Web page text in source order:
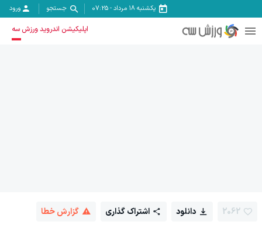
یکشنبه ۱۸ مرداد -
07:25 جستجو ورود
اپلیکیشن اندروید ورزش سه
2062 دانلود اشتراک گذاری گزارش خطا